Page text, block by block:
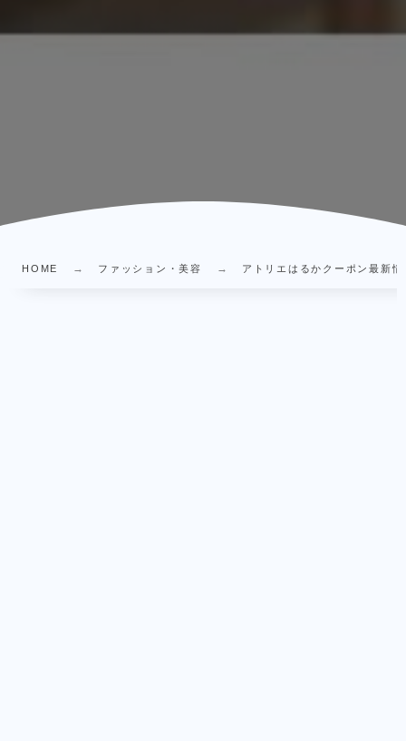
HOME ファッション・美容 アトリエはるかクーポン最新